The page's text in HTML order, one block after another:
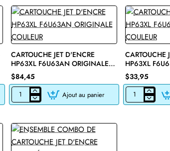
CARTOUCHE JET D'ENCRE
HP63XL F6U63AN ORIGINALE
COULEUR
$84,45
CARTOUCHE
JET
HP63XL
F6U63AN
ORIGINALE
COULEUR
Ajout au panier
CARTOUCHE
HP63XL
COULEUR
$33,95
CARTOUCHE
JET